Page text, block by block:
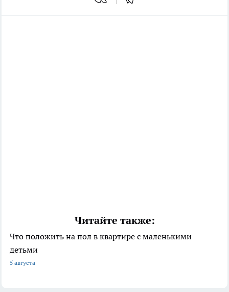
Читайте также:
Что положить на пол в квартире с маленькими
детьми
5 августа